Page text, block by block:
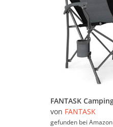
von FANTASK
gefunden bei Amazon